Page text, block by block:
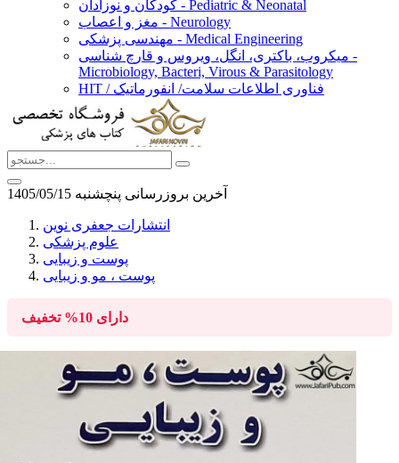
کودکان و نوزادان - Pediatric & Neonatal
مغز و اعصاب - Neurology
مهندسی پزشکی - Medical Engineering
میکروب، باکتری، انگل، ویروس و قارچ شناسی -
Microbiology, Bacteri, Virous & Parasitology
HIT / فناوری اطلاعات سلامت/ انفورماتیک
آخرین بروزرسانی پنچشنبه 1405/05/15
انتشارات جعفری نوین
علوم پزشکی
پوست و زیبایی
پوست ، مو و زیبایی
دارای 10% تخفیف